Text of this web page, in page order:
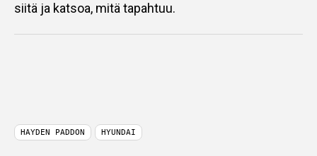
siitä ja katsoa, mitä tapahtuu.
HAYDEN PADDON HYUNDAI